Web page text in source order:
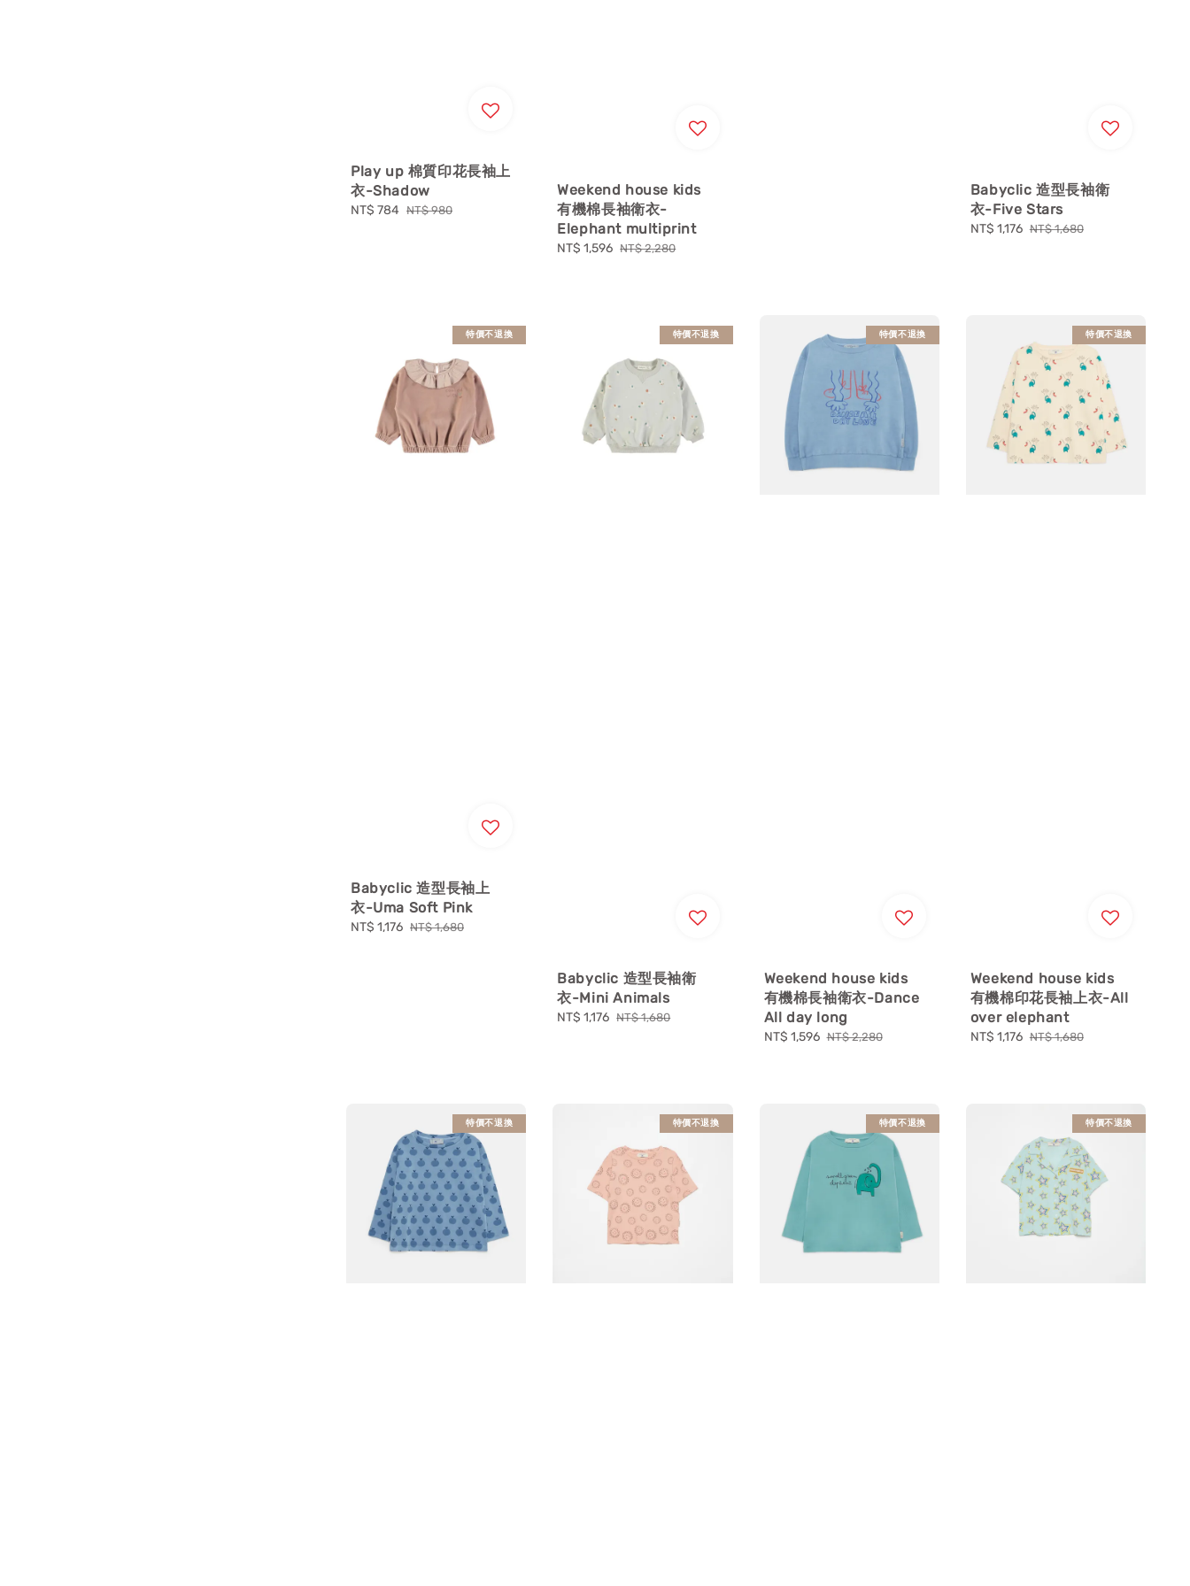
Play up 棉質印花長袖上
衣-Shadow
Sale
NT$ 784 Regular
NT$ 980
Weekend house kids
有機棉長袖衛衣-
Elephant multiprint
Sale
NT$ 1,596 Regular
NT$ 2,280
Babyclic 造型長袖衛
衣-Five Stars
Sale
NT$ 1,176 Regular
NT$ 1,680
特價不退換
Babyclic 造型長袖上
衣-Uma Soft Pink
Sale
NT$ 1,176 Regular
NT$ 1,680
特價不退換
Babyclic 造型長袖衛
衣-Mini Animals
Sale
NT$ 1,176 Regular
NT$ 1,680
特價不退換
Weekend house kids
有機棉長袖衛衣-Dance
All day long
Sale
NT$ 1,596 Regular
NT$ 2,280
特價不退換
Weekend house kids
有機棉印花長袖上衣-All
over elephant
Sale
NT$ 1,176 Regular
NT$ 1,680
特價不退換 特價不退換 特價不退換 特價不退換